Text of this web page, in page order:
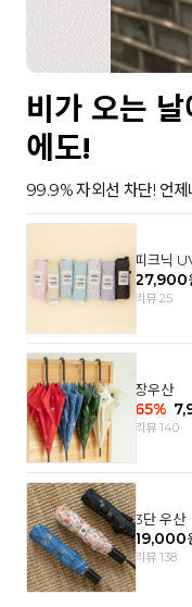
비가 오는
에도!
99.9% 자외선 차단! 언
피크닉
27,900
리뷰 25
장우산
65%
리뷰 140
3단 우산
19,000
리뷰 138